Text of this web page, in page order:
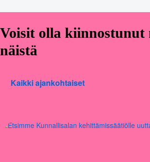
Voisit olla kiinnostunut
näistä
Kaikki ajankohtaiset